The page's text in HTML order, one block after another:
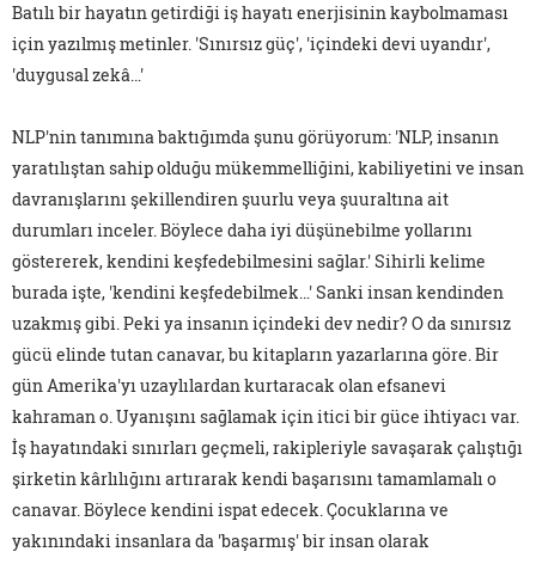
Batılı bir hayatın getirdiği iş hayatı enerjisinin kaybolmaması
için yazılmış metinler. 'Sınırsız güç', 'içindeki devi uyandır',
'duygusal zekâ…'
NLP'nin tanımına baktığımda şunu görüyorum: 'NLP, insanın
yaratılıştan sahip olduğu mükemmelliğini, kabiliyetini ve insan
davranışlarını şekillendiren şuurlu veya şuuraltına ait
durumları inceler. Böylece daha iyi düşünebilme yollarını
göstererek, kendini keşfedebilmesini sağlar.' Sihirli kelime
burada işte, 'kendini keşfedebilmek…' Sanki insan kendinden
uzakmış gibi. Peki ya insanın içindeki dev nedir? O da sınırsız
gücü elinde tutan canavar, bu kitapların yazarlarına göre. Bir
gün Amerika'yı uzaylılardan kurtaracak olan efsanevi
kahraman o. Uyanışını sağlamak için itici bir güce ihtiyacı var.
İş hayatındaki sınırları geçmeli, rakipleriyle savaşarak çalıştığı
şirketin kârlılığını artırarak kendi başarısını tamamlamalı o
canavar. Böylece kendini ispat edecek. Çocuklarına ve
yakınındaki insanlara da 'başarmış' bir insan olarak